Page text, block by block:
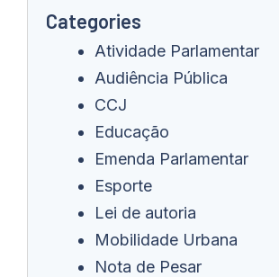
Categories
Atividade Parlamentar
Audiência Pública
CCJ
Educação
Emenda Parlamentar
Esporte
Lei de autoria
Mobilidade Urbana
Nota de Pesar